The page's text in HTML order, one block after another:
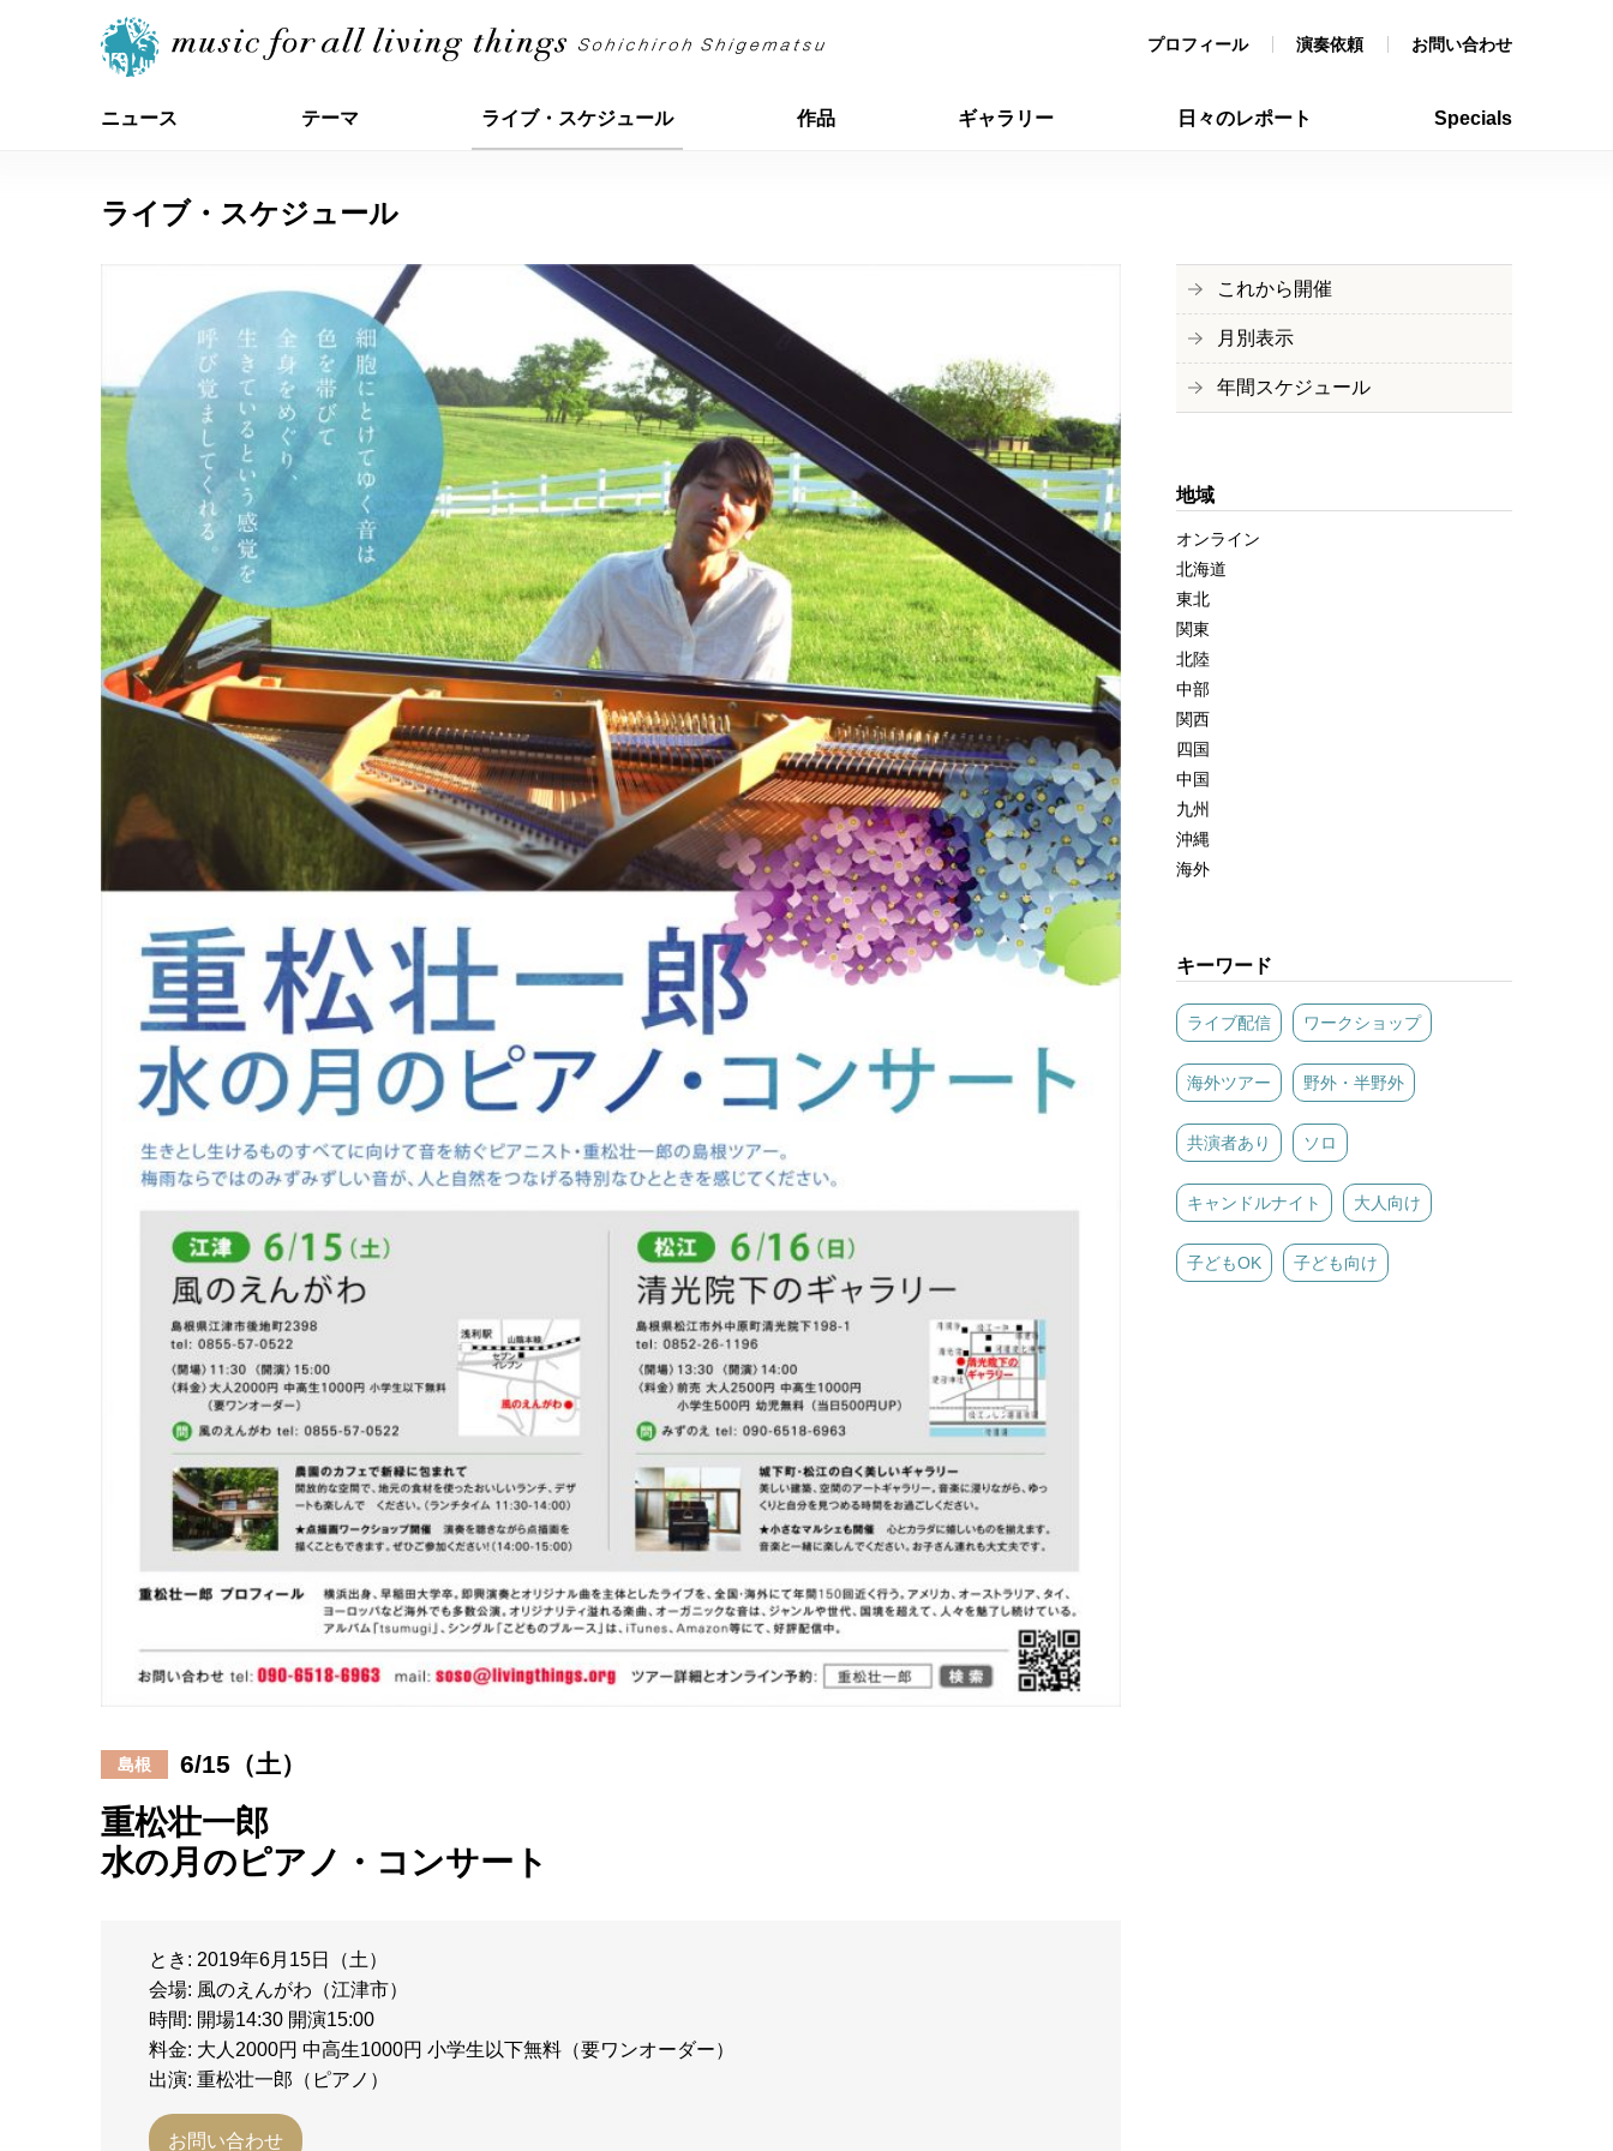
プロフィール 演奏依頼 お問い合わせ
ニュース テーマ ライブ・スケジュール 作品 ギャラリー 日々のレポート Specials
ライブ・スケジュール
島根 6/15（土）
重松壮一郎
水の月のピアノ・コンサート
とき: 2019年6月15日（土）
会場: 風のえんがわ（江津市）
時間: 開場14:30 開演15:00
料金: 大人2000円 中高生1000円 小学生以下無料（要ワンオーダー）
出演: 重松壮一郎（ピアノ）
お問い合わせ
これから開催
月別表示
年間スケジュール
地域
オンライン
北海道
東北
関東
北陸
中部
関西
四国
中国
九州
沖縄
海外
キーワード
ライブ配信 ワークショップ
海外ツアー 野外・半野外
共演者あり ソロ
キャンドルナイト 大人向け
子どもOK 子ども向け